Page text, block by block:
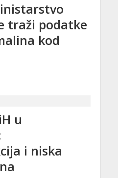
traži podatke
kod
u
i niska